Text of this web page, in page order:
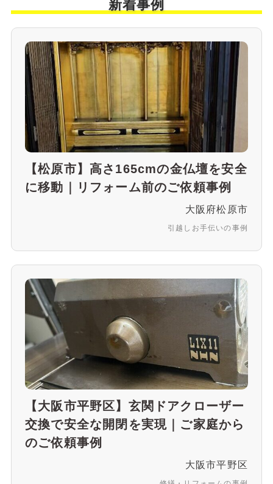
新着事例
【松原市】高さ165cmの金仏壇を安全
に移動｜リフォーム前のご依頼事例
大阪府松原市
引越しお手伝いの事例
【大阪市平野区】玄関ドアクローザー
交換で安全な開閉を実現｜ご家庭から
のご依頼事例
大阪市平野区